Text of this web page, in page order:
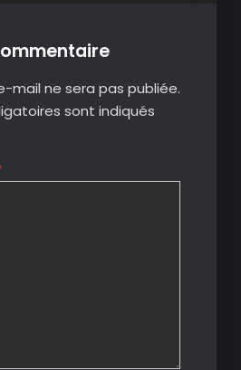
mail ne sera pas publiée.
sont indiqués